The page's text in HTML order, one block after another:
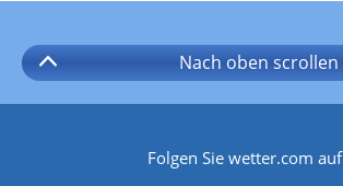
Nach oben scrollen
Folgen Sie wetter.com auf